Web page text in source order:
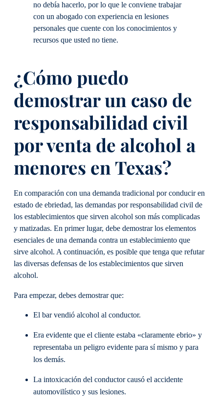
no debía hacerlo, por lo que le conviene trabajar
con un abogado con experiencia en lesiones
personales que cuente con los conocimientos y
recursos que usted no tiene.
¿Cómo puedo
demostrar un caso de
responsabilidad civil
por venta de alcohol a
menores en Texas?
En comparación con una demanda tradicional por conducir en
estado de ebriedad, las demandas por responsabilidad civil de
los establecimientos que sirven alcohol son más complicadas
y matizadas. En primer lugar, debe demostrar los elementos
esenciales de una demanda contra un establecimiento que
sirve alcohol. A continuación, es posible que tenga que refutar
las diversas defensas de los establecimientos que sirven
alcohol.
Para empezar, debes demostrar que:
El bar vendió alcohol al conductor.
Era evidente que el cliente estaba «claramente ebrio» y
representaba un peligro evidente para sí mismo y para
los demás.
La intoxicación del conductor causó el accidente
automovilístico y sus lesiones.